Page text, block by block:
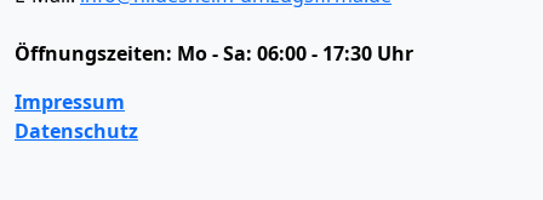
Öffnungszeiten: Mo - Sa: 06:00 - 17:30 Uhr
Impressum
Datenschutz